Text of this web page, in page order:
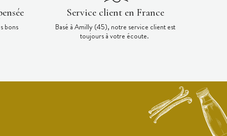
bons
Service client en France
Basé à Amilly (45), notre service client est
toujours à votre écoute.